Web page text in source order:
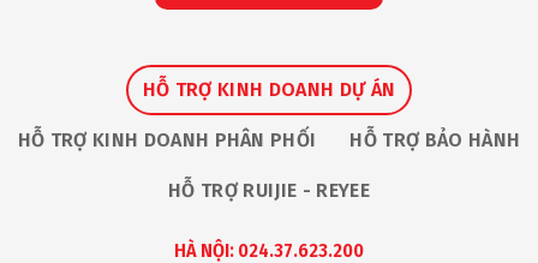
HỖ TRỢ KINH DOANH DỰ ÁN
HỖ TRỢ KINH DOANH PHÂN PHỐI HỖ TRỢ BẢO HÀNH
HỖ TRỢ RUIJIE - REYEE
HÀ NỘI: 024.37.623.200